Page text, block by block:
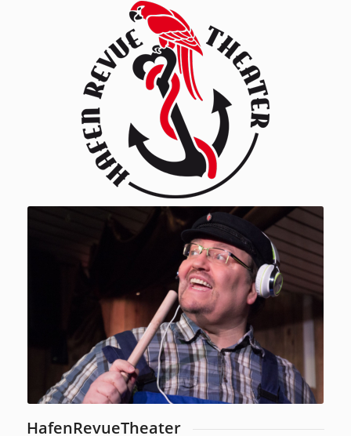
HafenRevueTheater